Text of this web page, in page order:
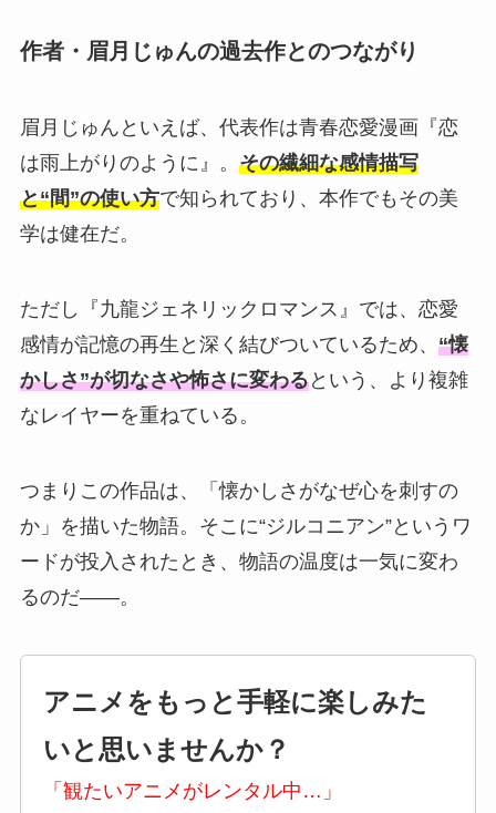
作者・眉月じゅんの過去作とのつながり
眉月じゅんといえば、代表作は青春恋愛漫画『恋
は雨上がりのように』。 その繊細な感情描写
と“間”の使い方で知られており、本作でもその美
学は健在だ。
ただし『九龍ジェネリックロマンス』では、恋愛
感情が記憶の再生と深く結びついているため、 “懐
かしさ”が切なさや怖さに変わるという、より複雑
なレイヤーを重ねている。
つまりこの作品は、「懐かしさがなぜ心を刺すの
か」を描いた物語。そこに“ジルコニアン”というワ
ードが投入されたとき、物語の温度は一気に変わ
るのだ——。
アニメをもっと手軽に楽しみた
いと思いませんか？
「観たいアニメがレンタル中…」